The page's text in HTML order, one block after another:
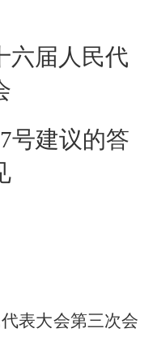
六届人民代
号建议的答
表大会第三次会